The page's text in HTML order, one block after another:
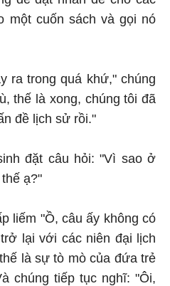
một cuốn sách và gọi nó
ra trong quá khứ," chúng
thế là xong, chúng tôi đã
đề lịch sử rồi."
đặt câu hỏi: "Vì sao ở
ạ?"
liếm "Ồ, câu ấy không có
lại với các niên đại lịch
là sự tò mò của đứa trẻ
chúng tiếp tục nghĩ: "Ôi,